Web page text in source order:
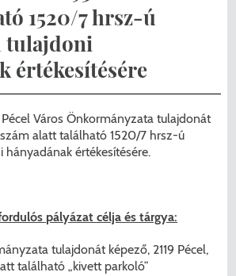
Önkormányzata ASP
való csatlakozása
Hivatal energetikai
csapadékvíz-elvezetés
Önkormányzata 250 000
támogatást nyert az
Applikáció
Diéta/Allergia
térítési díjak
1520/7 hrsz-ú
tulajdoni
értékesítésére
Város Önkormányzata tulajdonát
alatt található 1520/7 hrsz-ú
hányadának értékesítésére.
pályázat célja és tárgya:
tulajdonát képező, 2119 Pécel,
található „kivett parkoló”